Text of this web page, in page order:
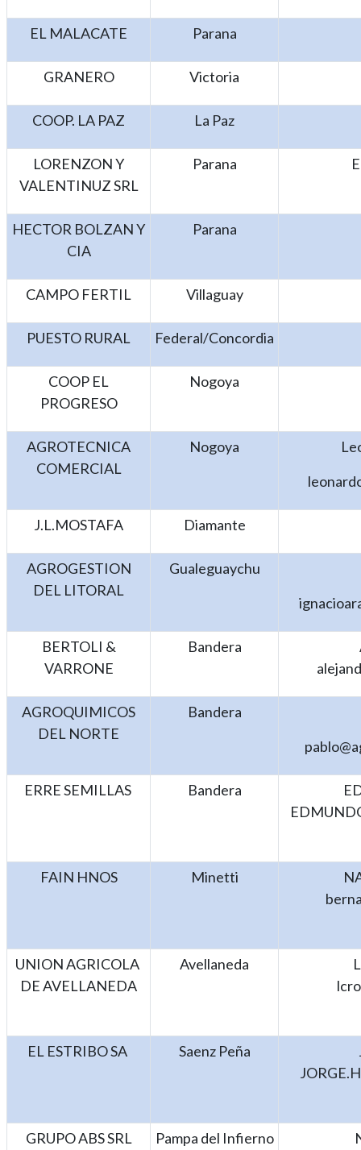
EL MALACATE Parana
GRANERO Victoria
COOP. LA PAZ La Paz
LORENZON Y
VALENTINUZ SRL
Parana
HECTOR BOLZAN Y
CIA
Parana
CAMPO FERTIL Villaguay
PUESTO RURAL Federal/Concordia
COOP EL
PROGRESO
Nogoya
AGROTECNICA
COMERCIAL
Nogoya
J.L.MOSTAFA Diamante
AGROGESTION
DEL LITORAL
Gualeguaychu
BERTOLI &
VARRONE
Bandera
AGROQUIMICOS
DEL NORTE
Bandera
ERRE SEMILLAS Bandera
FAIN HNOS Minetti
UNION AGRICOLA
DE AVELLANEDA
Avellaneda
EL ESTRIBO SA Saenz Peña
GRUPO ABS SRL Pampa del Infierno